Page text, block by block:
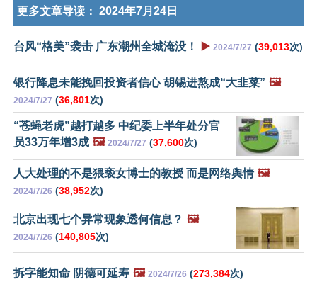
更多文章导读： 2024年7月24日
台风“格美”袭击 广东潮州全城淹没！ ▶️ 2024/7/27 (39,013次)
银行降息未能挽回投资者信心 胡锡进熬成“大韭菜” 🖼️
2024/7/27 (36,801次)
“苍蝇老虎”越打越多 中纪委上半年处分官
员33万年增3成 🖼️ 2024/7/27 (37,600次)
人大处理的不是猥亵女博士的教授 而是网络舆情 🖼️
2024/7/26 (38,952次)
北京出现七个异常现象透何信息？ 🖼️
2024/7/26 (140,805次)
拆字能知命 阴德可延寿 🖼️ 2024/7/26 (273,384次)